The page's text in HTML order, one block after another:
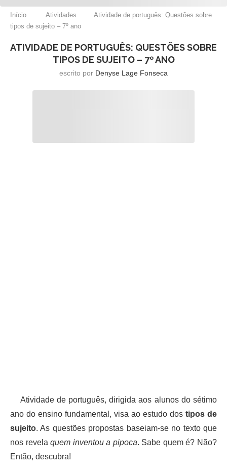
Início Atividades
Atividade de português: Questões sobre
tipos de sujeito – 7º ano
ATIVIDADE DE PORTUGUÊS: QUESTÕES SOBRE
TIPOS DE SUJEITO – 7º ANO
escrito por Denyse Lage Fonseca
Atividade de português, dirigida aos alunos do sétimo
ano do ensino fundamental, visa ao estudo dos tipos de
sujeito. As questões propostas baseiam-se no texto que
nos revelaquem inventou a pipoca. Sabe quem é? Não?
Então, descubra!